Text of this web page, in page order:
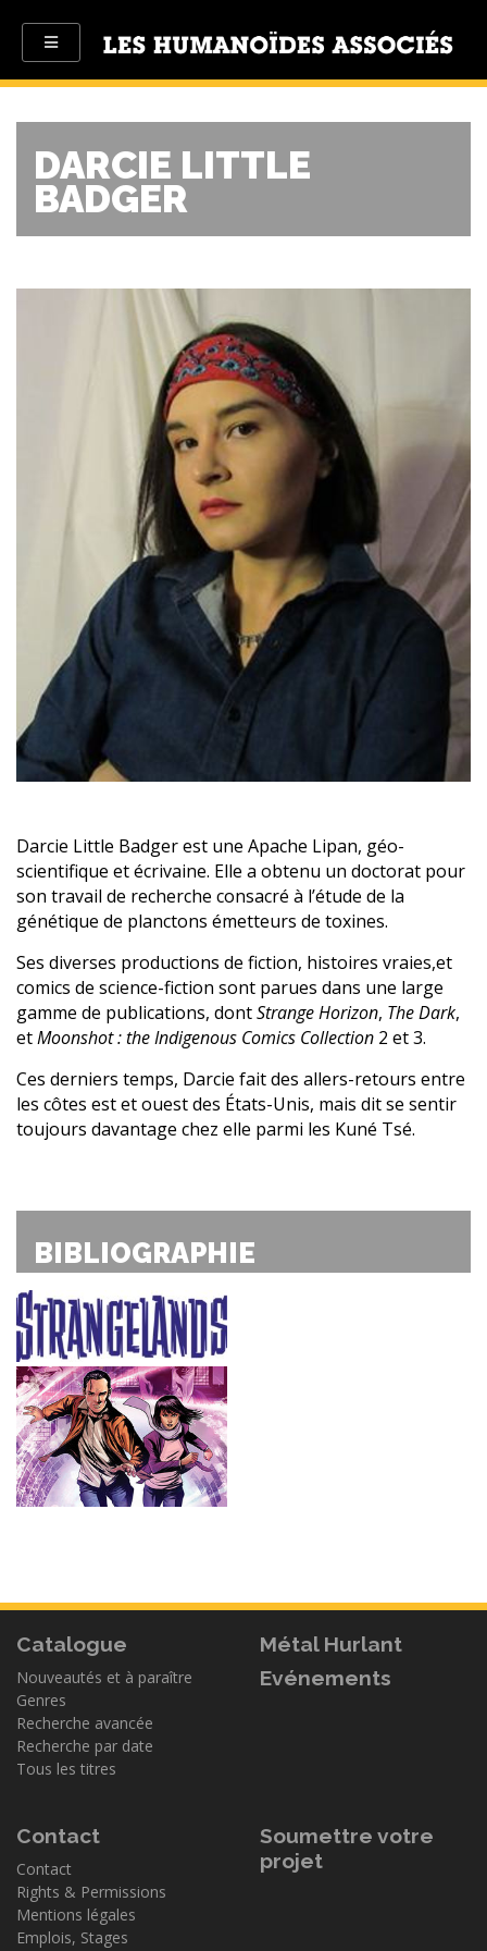
DARCIE LITTLE
BADGER
Darcie Little Badger est une Apache Lipan, géo-
scientifique et écrivaine. Elle a obtenu un doctorat pour
son travail de recherche consacré à l’étude de la
génétique de planctons émetteurs de toxines.
Ses diverses productions de fiction, histoires vraies,et
comics de science-fiction sont parues dans une large
gamme de publications, dontStrange Horizon, The Dark,
etMoonshot : the Indigenous Comics Collection 2 et 3.
Ces derniers temps, Darcie fait des allers-retours entre
les côtes est et ouest des États-Unis, mais dit se sentir
toujours davantage chez elle parmi les Kuné Tsé.
BIBLIOGRAPHIE
Catalogue
Nouveautés et à paraître
Genres
Recherche avancée
Recherche par date
Tous les titres
Métal Hurlant
Evénements
Contact
Contact
Rights & Permissions
Mentions légales
Emplois, Stages
Soumettre votre
projet